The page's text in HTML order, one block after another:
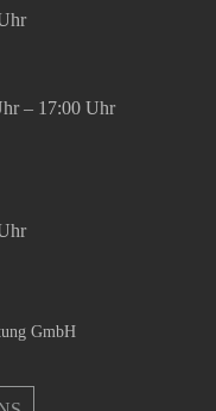
– 17:00 Uhr